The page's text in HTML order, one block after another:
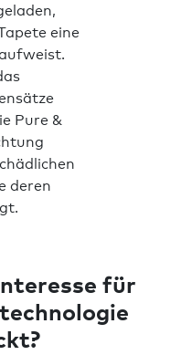
eine
Pure &
deren
für